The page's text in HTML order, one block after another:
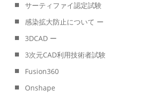
サーティファイ認定試験
感染拡大防止について ー
3DCAD ー
3次元CAD利用技術者試験
Fusion360
Onshape